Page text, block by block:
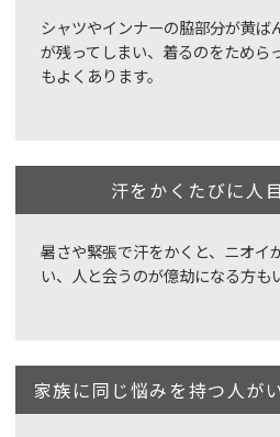
シャツやインナーの脇部分が黄ば
が残ってしまい、着るのをためら
もよくあります。
汗をかくたびに人
暑さや緊張で汗をかくと、ニオイ
い、人と会うのが億劫になる方も
家族に同じ悩みを持つ人が